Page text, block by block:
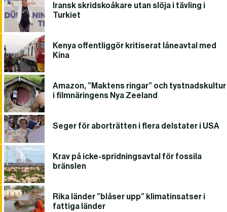
Iransk skridskoåkare utan slöja i tävling i
Turkiet
Kenya offentliggör kritiserat låneavtal med
Kina
Amazon, ”Maktens ringar” och tystnadskultur
i filmnäringens Nya Zeeland
Seger för aborträtten i flera delstater i USA
Krav på icke-spridningsavtal för fossila
bränslen
Rika länder ”blåser upp” klimatinsatser i
fattiga länder